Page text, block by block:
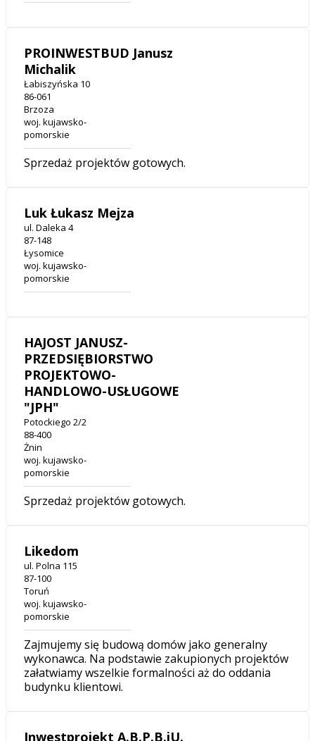
PROINWESTBUD Janusz
Michalik
Łabiszyńska 10
86-061
Brzoza
woj. kujawsko-
pomorskie
Sprzedaż projektów gotowych.
Luk Łukasz Mejza
ul. Daleka 4
87-148
Łysomice
woj. kujawsko-
pomorskie
HAJOST JANUSZ-
PRZEDSIĘBIORSTWO
PROJEKTOWO-
HANDLOWO-USŁUGOWE
"JPH"
Potockiego 2/2
88-400
Żnin
woj. kujawsko-
pomorskie
Sprzedaż projektów gotowych.
Likedom
ul. Polna 115
87-100
Toruń
woj. kujawsko-
pomorskie
Zajmujemy się budową domów jako generalny
wykonawca. Na podstawie zakupionych projektów
załatwiamy wszelkie formalności aż do oddania
budynku klientowi.
Inwestprojekt A.B.P.B.iU.